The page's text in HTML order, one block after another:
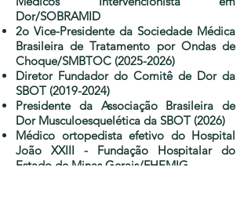
Dor/SOBRAMID
2o Vice-Presidente da Sociedade Médica
Brasileira de Tratamento por Ondas de
Choque/SMBTOC (2025-2026)
Diretor Fundador do Comitê de Dor da
SBOT (2019-2024)
Presidente da Associação Brasileira de
Dor Musculoesquelética da SBOT (2026)
Médico ortopedista efetivo do Hospital
João XXIII - Fundação Hospitalar do
Estado de Minas Gerais/FHEMIG